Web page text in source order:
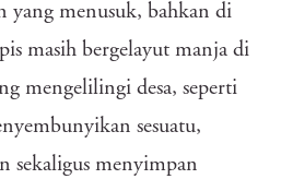
yang menusuk, bahkan di
masih bergelayut manja di
mengelilingi desa, seperti
sesuatu,
sekaligus menyimpan